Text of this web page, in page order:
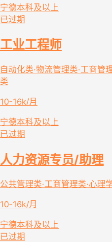
宁德本科及以上
已过期
工业工程师
自动化类·物流管理类·工商管
类
10-16k/月
宁德本科及以上
已过期
人力资源专员/助理
公共管理类·工商管理类·心理
10-16k/月
宁德本科及以上
已过期